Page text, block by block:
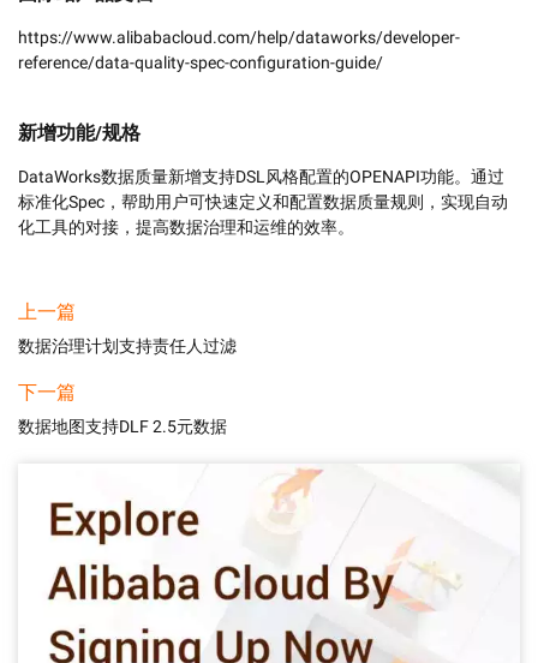
https://www.alibabacloud.com/help/dataworks/developer-
reference/data-quality-spec-configuration-guide/
新增功能/规格
DataWorks数据质量新增支持DSL风格配置的OPENAPI功能。通过
标准化Spec，帮助用户可快速定义和配置数据质量规则，实现自动
化工具的对接，提高数据治理和运维的效率。
上一篇
数据治理计划支持责任人过滤
下一篇
数据地图支持DLF 2.5元数据